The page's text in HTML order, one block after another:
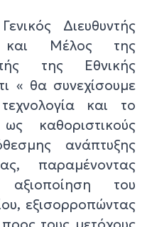
Διευθυντής
και Μέλος της
της Εθνικής
« θα συνεχίσουμε
και το
καθοριστικούς
ανάπτυξης
παραμένοντας
του
εξισορροπώντας